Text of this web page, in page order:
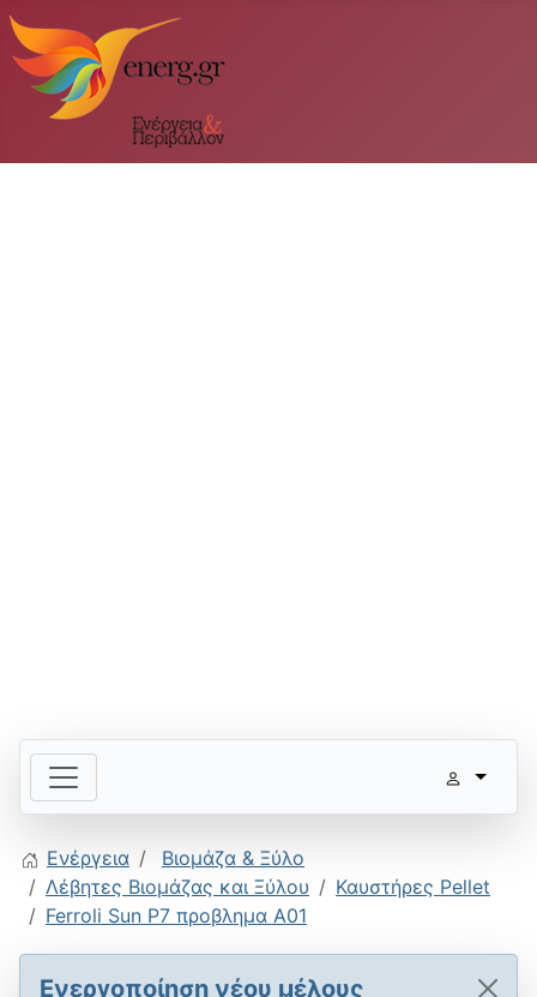
Ενέργεια
Βιομάζα & Ξύλο
Λέβητες Βιομάζας και Ξύλου
Καυστήρες Pellet
Ferroli Sun P7 προβλημα Α01
Ενεργοποίηση νέου μέλους